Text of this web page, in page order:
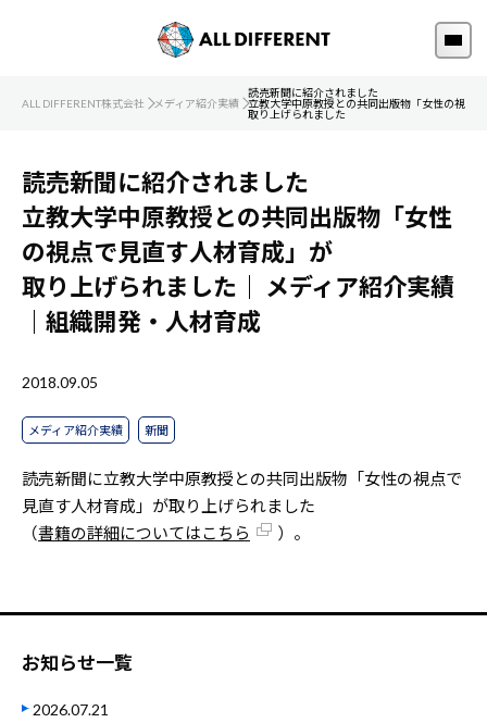
ALL DIFFERENT株式会社 メディア紹介実績
読売新聞に紹介されました
立教大学中原教授との共同出版物「女性の視点
取り上げられました
読売新聞に紹介されました
立教大学中原教授との共同出版物「女性
の視点で見直す人材育成」が
取り上げられました｜ メディア紹介実績
｜組織開発・人材育成
2018.09.05
メディア紹介実績 新聞
読売新聞に立教大学中原教授との共同出版物「女性の視点で
見直す人材育成」が取り上げられました
（書籍の詳細についてはこちら ）。
お知らせ一覧
2026.07.21